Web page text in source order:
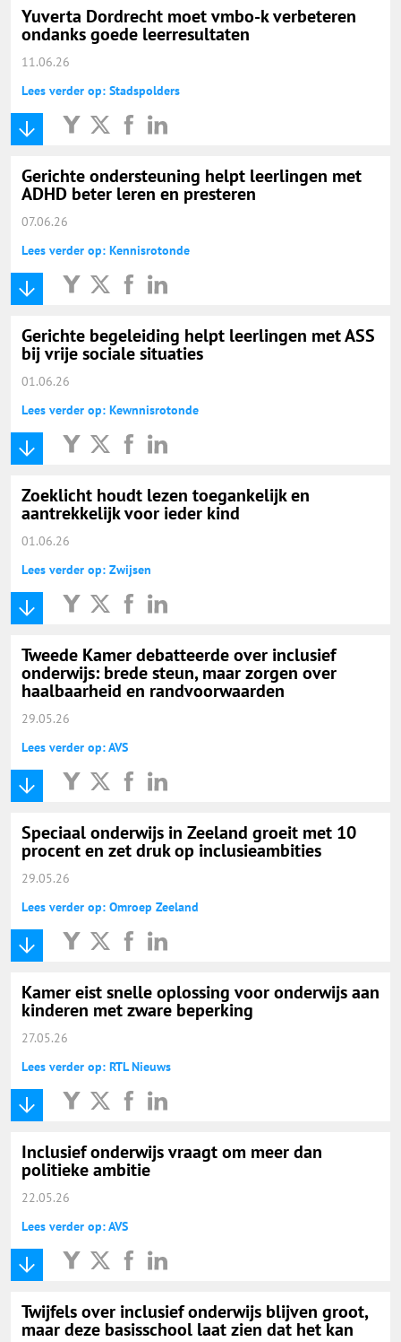
Yuverta Dordrecht moet vmbo-k verbeteren
ondanks goede leerresultaten
11.06.26
Lees verder op: Stadspolders
Gerichte ondersteuning helpt leerlingen met
ADHD beter leren en presteren
07.06.26
Lees verder op: Kennisrotonde
Gerichte begeleiding helpt leerlingen met ASS
bij vrije sociale situaties
01.06.26
Lees verder op: Kewnnisrotonde
Zoeklicht houdt lezen toegankelijk en
aantrekkelijk voor ieder kind
01.06.26
Lees verder op: Zwijsen
Tweede Kamer debatteerde over inclusief
onderwijs: brede steun, maar zorgen over
haalbaarheid en randvoorwaarden
29.05.26
Lees verder op: AVS
Speciaal onderwijs in Zeeland groeit met 10
procent en zet druk op inclusieambities
29.05.26
Lees verder op: Omroep Zeeland
Kamer eist snelle oplossing voor onderwijs aan
kinderen met zware beperking
27.05.26
Lees verder op: RTL Nieuws
Inclusief onderwijs vraagt om meer dan
politieke ambitie
22.05.26
Lees verder op: AVS
Twijfels over inclusief onderwijs blijven groot,
maar deze basisschool laat zien dat het kan